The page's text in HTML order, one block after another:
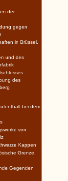
der
gegen
in Brüssel.
und des
des
bei dem
von
Kappen
Grenze,
Gegenden